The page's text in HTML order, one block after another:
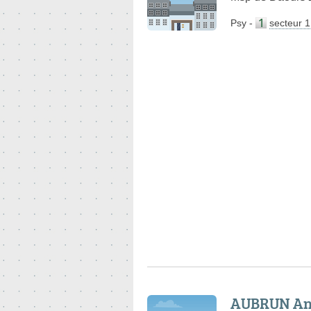
Psy - secteur 1
AUBRUN